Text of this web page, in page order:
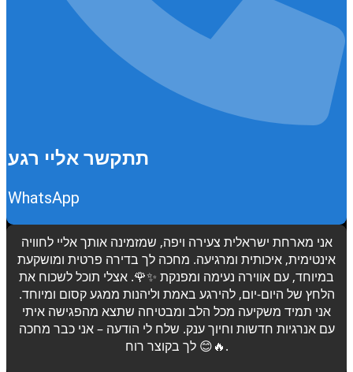
תתקשר אליי רגע
WhatsApp
אני מארחת ישראלית צעירה ויפה, שמזמינה אותך אליי לחוויה
אינטימית, איכותית ומרגיעה. מחכה לך בדירה פרטית ומושקעת
במיוחד, עם אווירה נעימה ומפנקת ✨🌹. אצלי תוכל לשכוח את
הלחץ של היום-יום, להירגע באמת וליהנות ממגע קסום ומיוחד.
אני תמיד משקיעה מכל הלב ומבטיחה שתצא מהפגישה איתי
עם אנרגיות חדשות וחיוך ענק. שלח לי הודעה – אני כבר מחכה
לך בקוצר רוח 😊🔥.